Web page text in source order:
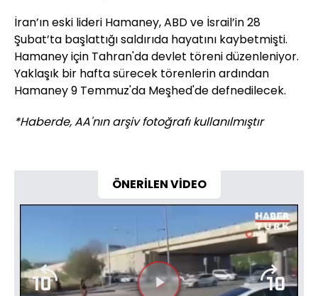
İran’ın eski lideri Hamaney, ABD ve İsrail’in 28
Şubat’ta başlattığı saldırıda hayatını kaybetmişti.
Hamaney için Tahran'da devlet töreni düzenleniyor.
Yaklaşık bir hafta sürecek törenlerin ardından
Hamaney 9 Temmuz'da Meşhed'de defnedilecek.
*Haberde, AA'nın arşiv fotoğrafı kullanılmıştır
ÖNERİLEN VİDEO